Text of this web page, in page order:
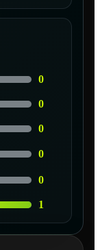
0
0
0
0
0
1